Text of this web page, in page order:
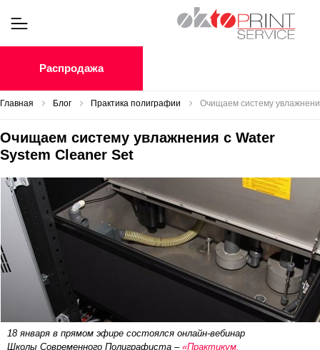
Распродажа
Главная Блог Практика полиграфии Очищаем систему
Очищаем систему увлажнения с Water
System Cleaner Set
18 января в прямом эфире состоялся онлайн-вебинар
Школы Современного Полиграфиста – «Практикум.